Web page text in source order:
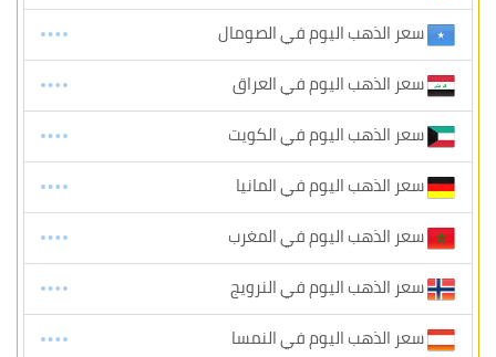
سعر الذهب اليوم في الصومال
سعر الذهب اليوم في العراق
سعر الذهب اليوم في الكويت
سعر الذهب اليوم في المانيا
سعر الذهب اليوم في المغرب
سعر الذهب اليوم في النرويج
سعر الذهب اليوم في النمسا